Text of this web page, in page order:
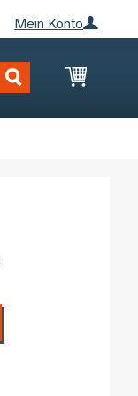
Mein Konto
Mein